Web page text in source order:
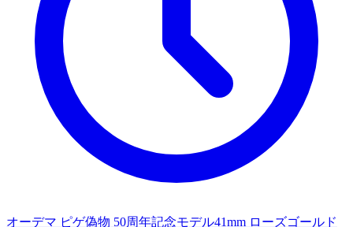
オーデマ ピゲ偽物 50周年記念モデル41mm ローズゴールド